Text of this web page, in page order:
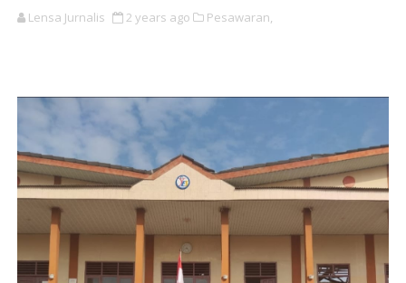
Lensa Jurnalis 2 years ago Pesawaran,